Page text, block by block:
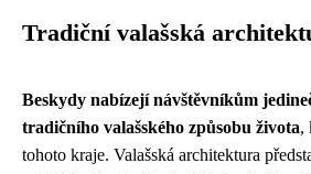
Tradiční valašská
Beskydy nabízejí návštěvníkům
tradičního valašského způsobu života,
tohoto kraje. Valašská architektura